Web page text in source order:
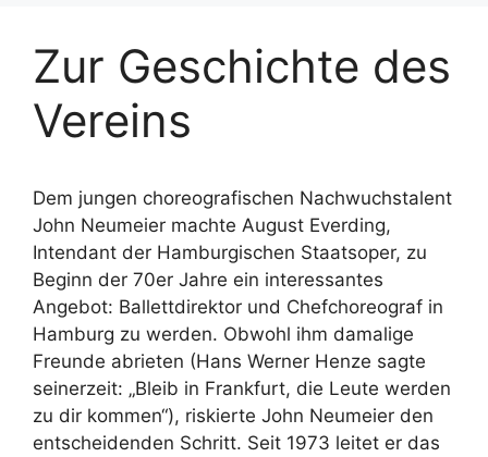
Zur Geschichte des
Vereins
Dem jungen choreografischen Nachwuchstalent
John Neumeier machte August Everding,
Intendant der Hamburgischen Staatsoper, zu
Beginn der 70er Jahre ein interessantes
Angebot: Ballettdirektor und Chefchoreograf in
Hamburg zu werden. Obwohl ihm damalige
Freunde abrieten (Hans Werner Henze sagte
seinerzeit: „Bleib in Frankfurt, die Leute werden
zu dir kommen“), riskierte John Neumeier den
entscheidenden Schritt. Seit 1973 leitet er das